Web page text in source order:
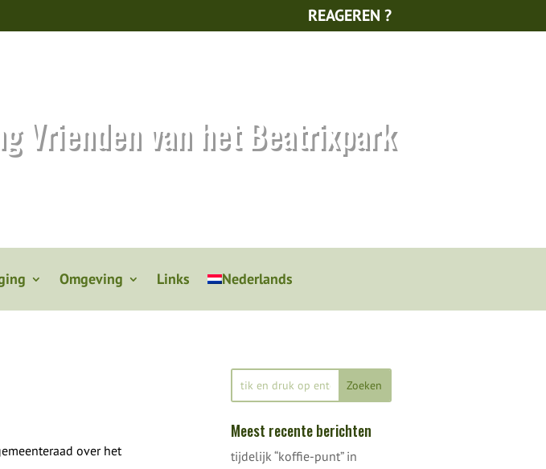
REAGEREN ?
Vrienden van het Beatrixpark
Omgeving Links Nederlands
over het
Meest recente berichten
tijdelijk “koffie-punt” in